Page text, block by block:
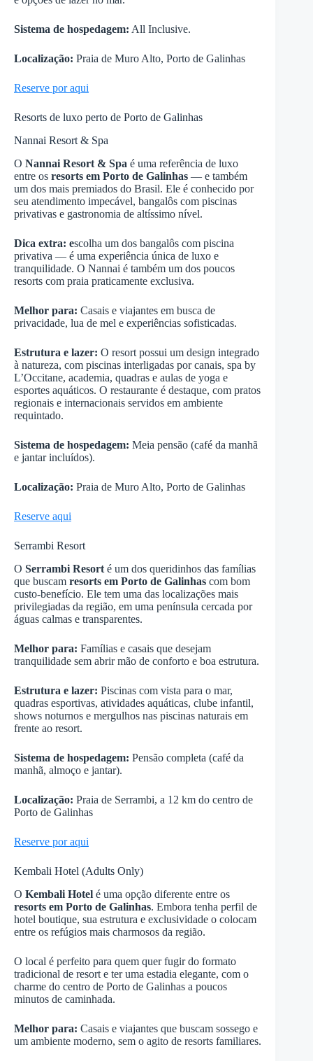
Sistema de hospedagem: All Inclusive.
Localização: Praia de Muro Alto, Porto de Galinhas
Reserve por aqui
Resorts de luxo perto de Porto de Galinhas
Nannai Resort & Spa
O Nannai Resort & Spa é uma referência de luxo
entre os resorts em Porto de Galinhas — e também
um dos mais premiados do Brasil. Ele é conhecido por
seu atendimento impecável, bangalôs com piscinas
privativas e gastronomia de altíssimo nível.
Dica extra: escolha um dos bangalôs com piscina
privativa — é uma experiência única de luxo e
tranquilidade. O Nannai é também um dos poucos
resorts com praia praticamente exclusiva.
Melhor para: Casais e viajantes em busca de
privacidade, lua de mel e experiências sofisticadas.
Estrutura e lazer: O resort possui um design integrado
à natureza, com piscinas interligadas por canais, spa by
L’Occitane, academia, quadras e aulas de yoga e
esportes aquáticos. O restaurante é destaque, com pratos
regionais e internacionais servidos em ambiente
requintado.
Sistema de hospedagem: Meia pensão (café da manhã
e jantar incluídos).
Localização: Praia de Muro Alto, Porto de Galinhas
Reserve aqui
Serrambi Resort
O Serrambi Resort é um dos queridinhos das famílias
que buscam resorts em Porto de Galinhas com bom
custo-benefício. Ele tem uma das localizações mais
privilegiadas da região, em uma península cercada por
águas calmas e transparentes.
Melhor para: Famílias e casais que desejam
tranquilidade sem abrir mão de conforto e boa estrutura.
Estrutura e lazer: Piscinas com vista para o mar,
quadras esportivas, atividades aquáticas, clube infantil,
shows noturnos e mergulhos nas piscinas naturais em
frente ao resort.
Sistema de hospedagem: Pensão completa (café da
manhã, almoço e jantar).
Localização: Praia de Serrambi, a 12 km do centro de
Porto de Galinhas
Reserve por aqui
Kembali Hotel (Adults Only)
O Kembali Hotel é uma opção diferente entre os
resorts em Porto de Galinhas. Embora tenha perfil de
hotel boutique, sua estrutura e exclusividade o colocam
entre os refúgios mais charmosos da região.
O local é perfeito para quem quer fugir do formato
tradicional de resort e ter uma estadia elegante, com o
charme do centro de Porto de Galinhas a poucos
minutos de caminhada.
Melhor para: Casais e viajantes que buscam sossego e
um ambiente moderno, sem o agito de resorts familiares.